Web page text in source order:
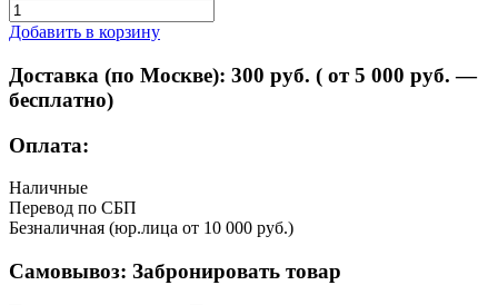
Добавить в корзину
Доставка (по Москве): 300 руб. ( от 5 000 руб. —
бесплатно)
Оплата:
Наличные
Перевод по СБП
Безналичная (юр.лица от 10 000 руб.)
Самовывоз: Забронировать товар